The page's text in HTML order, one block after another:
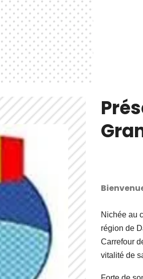
Nichée au
région de
Carrefour
vitalité de